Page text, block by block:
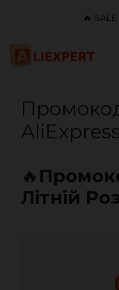
вмісту
🔥 SALE
🔥
Літній